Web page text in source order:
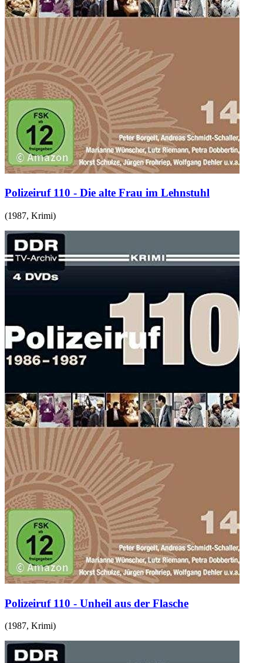
Polizeiruf 110 - Die alte Frau im Lehnstuhl
(1987, Krimi)
Polizeiruf 110 - Unheil aus der Flasche
(1987, Krimi)